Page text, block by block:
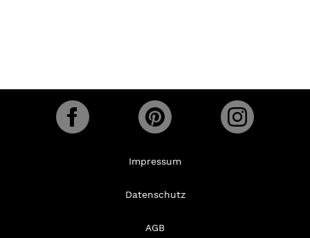
Impressum
Datenschutz
AGB